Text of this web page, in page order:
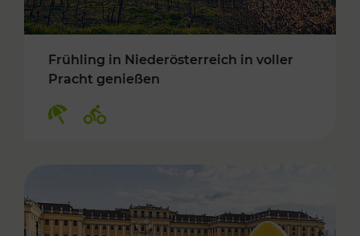
Frühling in Niederösterreich in voller
Pracht genießen